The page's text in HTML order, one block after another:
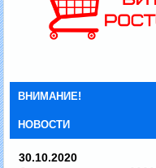
ВНИМАНИЕ!
НОВОСТИ
30.10.2020